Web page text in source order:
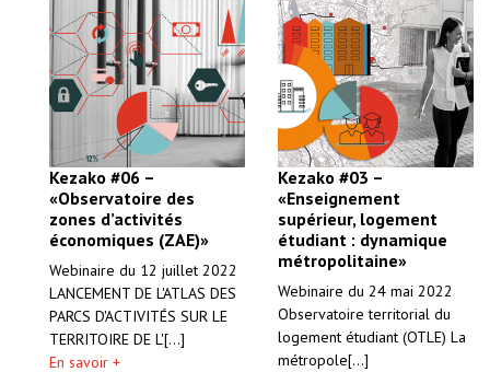
Kezako #06 –
«Observatoire des
zones d’activités
économiques (ZAE)»
Webinaire du 12 juillet 2022
LANCEMENT DE L'ATLAS DES
PARCS D'ACTIVITÉS SUR LE
TERRITOIRE DE L'[...]
En savoir +
Kezako #03 –
«Enseignement
supérieur, logement
étudiant : dynamique
métropolitaine»
Webinaire du 24 mai 2022
Observatoire territorial du
logement étudiant (OTLE) La
métropole[...]